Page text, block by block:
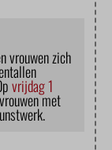
vrouwen zich
vrijdag 1
met